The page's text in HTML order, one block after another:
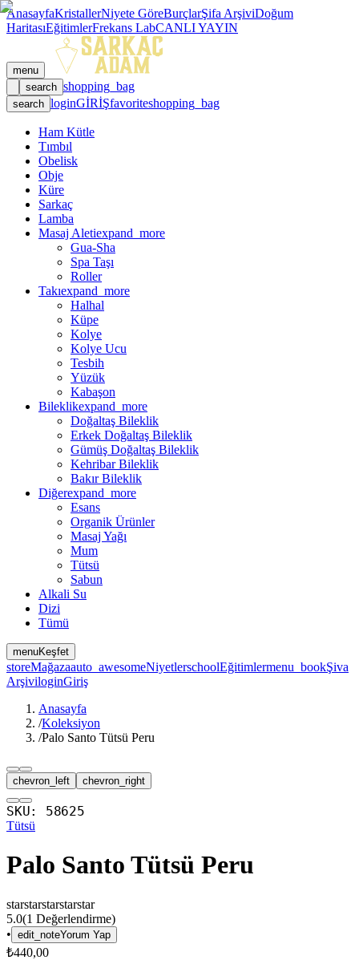
AnasayfaKristallerNiyete GöreBurçlarŞifa ArşiviDoğum
HaritasıEğitimlerFrekans LabCANLI YAYIN
menu
search shopping_bag
search loginGİRİŞfavoriteshopping_bag
Ham Kütle
Tımbıl
Obelisk
Obje
Küre
Sarkaç
Lamba
Masaj Aletiexpand_more
Gua-Sha
Spa Taşı
Roller
Takıexpand_more
Halhal
Küpe
Kolye
Kolye Ucu
Tesbih
Yüzük
Kabaşon
Bileklikexpand_more
Doğaltaş Bileklik
Erkek Doğaltaş Bileklik
Gümüş Doğaltaş Bileklik
Kehribar Bileklik
Bakır Bileklik
Diğerexpand_more
Esans
Organik Ürünler
Masaj Yağı
Mum
Tütsü
Sabun
Alkali Su
Dizi
Tümü
menuKeşfet
storeMağazaauto_awesomeNiyetlerschoolEğitimlermenu_bookŞiva
ArşiviloginGiriş
Anasayfa
/Koleksiyon
/Palo Santo Tütsü Peru
chevron_left chevron_right
SKU: 58625
Tütsü
Palo Santo Tütsü Peru
starstarstarstarstar
5.0(1 Değerlendirme)
• edit_noteYorum Yap
₺440,00